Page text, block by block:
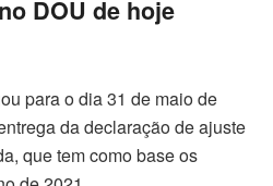
DOU de hoje
para o dia 31 de maio de
da declaração de ajuste
que tem como base os